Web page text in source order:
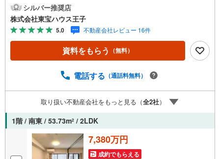
にお電話ください！下記のお申込み方法も可能です！ご見
学希望のお客様:右上の「室内・現地を見学する」をクリッ
クして下さい。資料請求希望のお客様:右上の「資料をもら
う」をクリックして下さい。【東宝ハウス王子のポイン
ト】（1）不動産のご提案から資金計画・ライフシミュレー
ションのご相談・無理のないライフプラン、提携による低
生活」を「未来カレンダー」で見える化します。（2）ご購
ポート」・漠然としたキャッシュフローのグラフ化、効果
的な生命保険の見直し、繰り上げ返済の効果的なタイミン
グなどご提案させて頂きます。■ご案内方法ご自宅へお迎
え・最寄駅等でお待ち合わせ、弊社へのご来社など、ご相
談くださいませ。■お車の無料提携駐車場がございます。
シルバー推奨店
株式会社東宝ハウス王子
5.0 不動産会社レビュー 16件
資料をもらう （無料）
電話する （通話料無料）
取り扱い不動産会社をもっと見る（全2社）
1階 / 南東 / 53.73m2 / 2LDK
7,380万円
成約でもらえる